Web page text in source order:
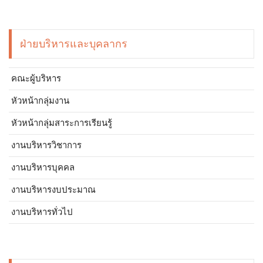
ฝ่ายบริหารและบุคลากร
คณะผู้บริหาร
หัวหน้ากลุ่มงาน
หัวหน้ากลุ่มสาระการเรียนรู้
งานบริหารวิชาการ
งานบริหารบุคคล
งานบริหารงบประมาณ
งานบริหารทั่วไป